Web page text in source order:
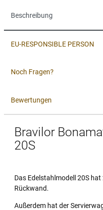
Beschreibung
EU-RESPONSIBLE PERSON
Noch Fragen?
Bewertungen
Bravilor
20S
Das Edelstahlmodell 20S
Rückwand.
Außerdem hat der